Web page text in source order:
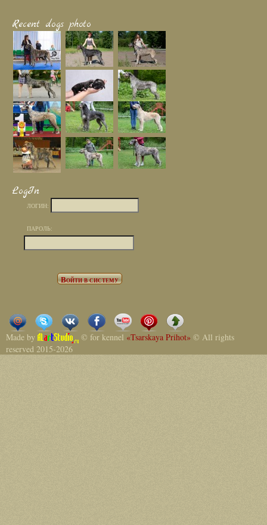
Recent dogs photo
LogIn
ЛОГИН:
ПАРОЛЬ:
Made by © for kennel «Tsarskaya Prihot» © All rights
reserved 2015-2026